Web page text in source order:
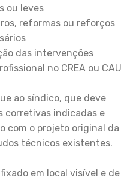
ou leves
reformas ou reforços
das intervenções
no CREA ou CAU
ao síndico, que deve
corretivas indicadas e
com o projeto original da
técnicos existentes.
em local visível e de